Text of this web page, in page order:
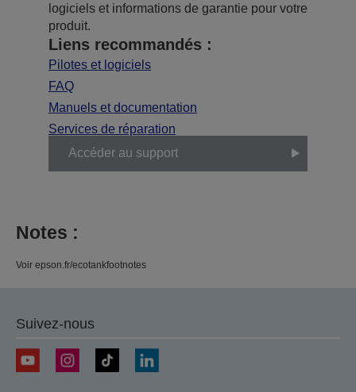
logiciels et informations de garantie pour votre
produit.
Liens recommandés :
Pilotes et logiciels
FAQ
Manuels et documentation
Services de réparation
Accéder au support
Notes :
Voir epson.fr/ecotankfootnotes
Suivez-nous